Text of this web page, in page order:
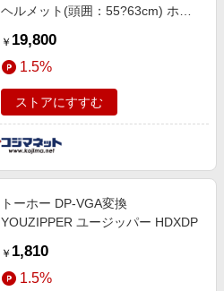
ヘルメット(頭囲：55?63cm) ホワ
￥ 19,800
1.5%
ストアにすすむ
トーホー DP-VGA変換
YOUZIPPER ユージッパー HDXDP
￥ 1,810
1.5%